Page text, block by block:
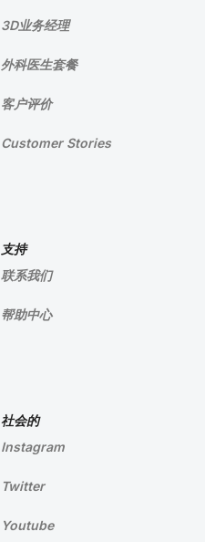
3D业务经理
外科医生套餐
客户评价
Customer Stories
支持
联系我们
帮助中心
社会的
Instagram
Twitter
Youtube